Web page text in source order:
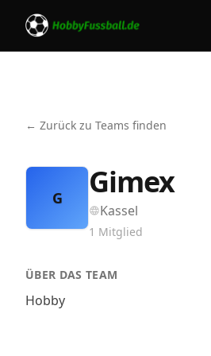
← Zurück zu Teams finden
G Gimex
Kassel
1 Mitglied
ÜBER DAS TEAM
Hobby